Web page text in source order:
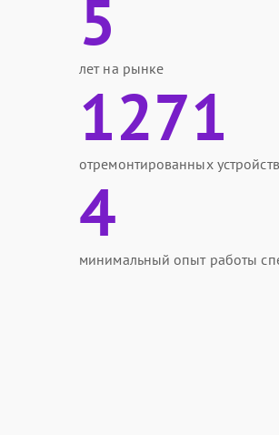
5
лет на рынке
1271
отремонтированных устройств
4
минимальный опыт работы